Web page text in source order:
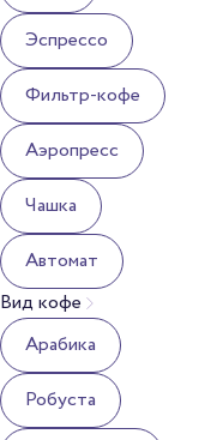
Эспрессо
Фильтр-кофе
Аэропресс
Чашка
Автомат
Вид кофе
Арабика
Робуста